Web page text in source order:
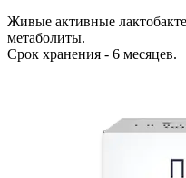
Живые активные
метаболиты.
Срок хранения - 6 месяцев.